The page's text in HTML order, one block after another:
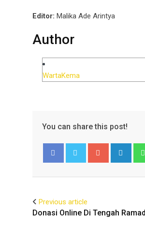
Editor: Malika Ade Arintya
Author
WartaKema
You can share this post!
Previous article
Donasi Online Di Tengah